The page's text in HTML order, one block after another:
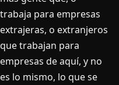
trabaja para empresas
extrajeras, o extranjeros
que trabajan para
empresas de aquí, y no
es lo mismo, lo que se